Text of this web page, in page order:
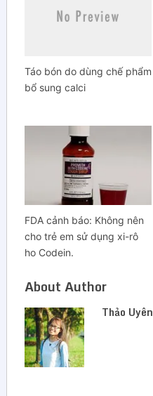
Táo bón do dùng chế phẩm
bổ sung calci
FDA cảnh báo: Không nên
cho trẻ em sử dụng xi-rô
ho Codein.
About Author
Thảo Uyên